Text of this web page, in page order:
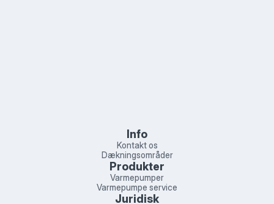
Info
Kontakt os
Dækningsområder
Produkter
Varmepumper
Varmepumpe service
Juridisk